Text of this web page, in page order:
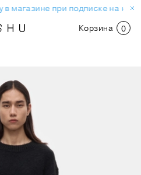
магазине при подписке на
Корзина 0